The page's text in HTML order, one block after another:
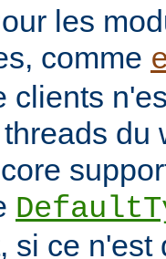
les
comme
clients
du
si ce n'est